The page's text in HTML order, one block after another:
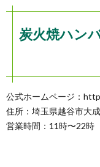
炭火焼ハン
公式ホームページ：
住所：埼玉県越谷市大
営業時間：11時〜22時